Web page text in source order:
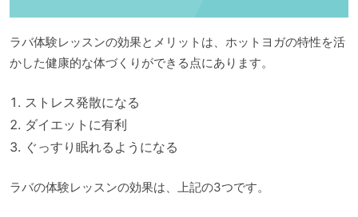
ラバ体験レッスンの効果とメリットは、ホットヨガの特性を活
かした健康的な体づくりができる点にあります。
ストレス発散になる
ダイエットに有利
ぐっすり眠れるようになる
ラバの体験レッスンの効果は、上記の3つです。